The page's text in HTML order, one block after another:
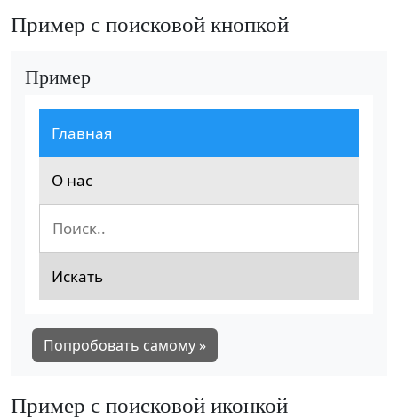
Пример с поисковой кнопкой
Пример
Главная
О нас
Искать
Попробовать самому »
Пример с поисковой иконкой